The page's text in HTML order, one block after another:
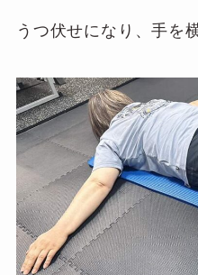
うつ伏せになり、手を